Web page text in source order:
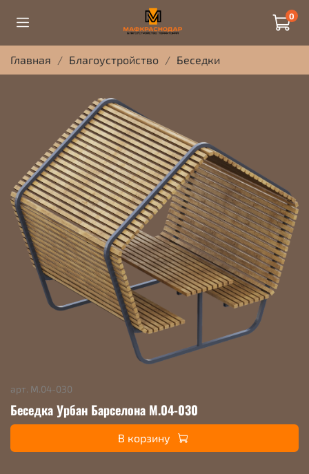
0
Главная Благоустройство Беседки
арт. М.04-030
Беседка Урбан Барселона М.04-030
В корзину